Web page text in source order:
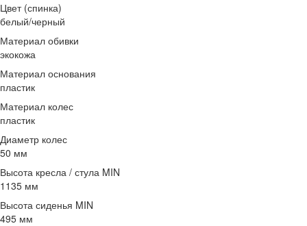
Цвет (спинка)
белый/черный
Материал обивки
экокожа
Материал основания
пластик
Материал колес
пластик
Диаметр колес
50 мм
Высота кресла / стула MIN
1135 мм
Высота сиденья MIN
495 мм